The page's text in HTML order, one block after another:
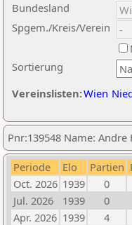
Sortierung
Bundesland
Spgem./Kreis/Verein
Vereinslisten:Wien
Pnr:139548 Name:
Periode Elo Partien
Oct. 2026 1939 0
Jul. 2026
1939 0
Apr. 2026 1939 4